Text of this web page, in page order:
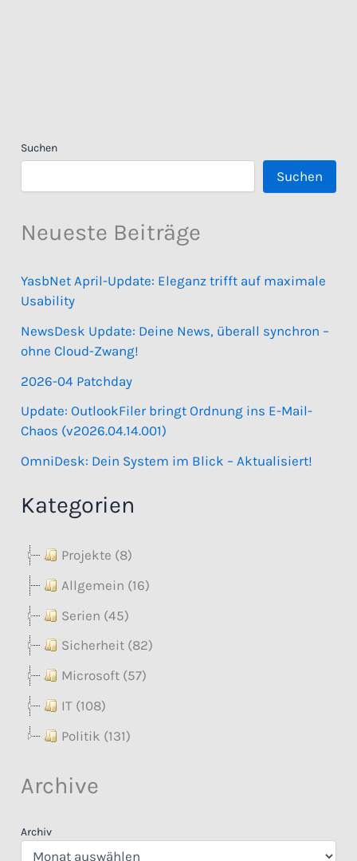
Suchen
Suchen
Neueste Beiträge
YasbNet April-Update: Eleganz trifft auf maximale
Usability
NewsDesk Update: Deine News, überall synchron –
ohne Cloud-Zwang!
2026-04 Patchday
Update: OutlookFiler bringt Ordnung ins E-Mail-
Chaos (v2026.04.14.001)
OmniDesk: Dein System im Blick – Aktualisiert!
Kategorien
Projekte (8)
Allgemein (16)
Serien (45)
Sicherheit (82)
Microsoft (57)
IT (108)
Politik (131)
Archive
Archiv